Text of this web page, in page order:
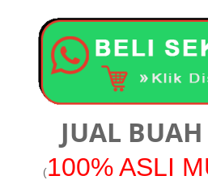
JUAL
(100% ASLI